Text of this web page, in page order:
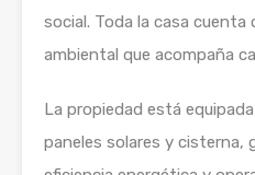
social. Toda la casa
ambiental que acompaña
La propiedad está
paneles solares y